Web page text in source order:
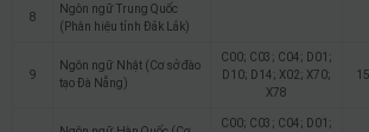
8
Ngôn ngữ Trung Quốc
(Phân hiệu tỉnh Đắk Lắk)
9
Ngôn ngữ Nhật (Cơ sở đào
tạo Đà Nẵng)
C00; C03; C04; D01;
D10; D14; X02; X70;
X78
15
C00; C03; C04; D01;